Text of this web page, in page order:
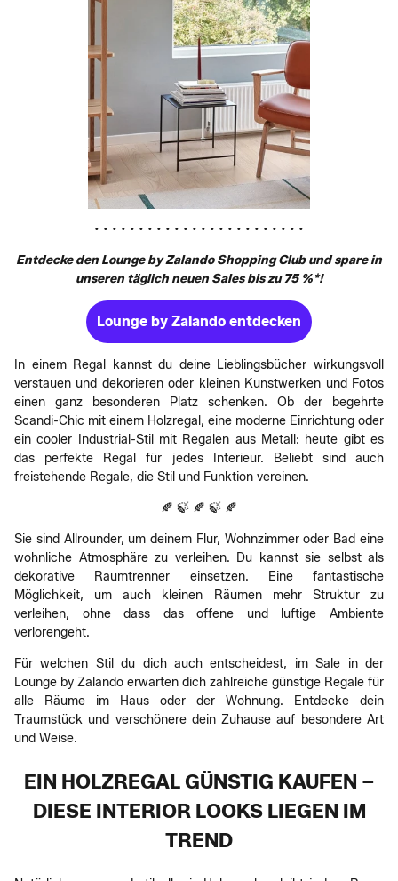
• • • • • • • • • • • • • • • • • • • • • • • •
Entdecke den Lounge by Zalando Shopping Club und spare in
unseren täglich neuen Sales bis zu 75 %*!
Lounge by Zalando entdecken
In einem Regal kannst du deine Lieblingsbücher wirkungsvoll
verstauen und dekorieren oder kleinen Kunstwerken und Fotos
einen ganz besonderen Platz schenken. Ob der begehrte
Scandi-Chic mit einem Holzregal, eine moderne Einrichtung oder
ein cooler Industrial-Stil mit Regalen aus Metall: heute gibt es
das perfekte Regal für jedes Interieur. Beliebt sind auch
freistehende Regale, die Stil und Funktion vereinen.
🍂 🍃 🍂 🍃 🍂
Sie sind Allrounder, um deinem Flur, Wohnzimmer oder Bad eine
wohnliche Atmosphäre zu verleihen. Du kannst sie selbst als
dekorative Raumtrenner einsetzen. Eine fantastische
Möglichkeit, um auch kleinen Räumen mehr Struktur zu
verleihen, ohne dass das offene und luftige Ambiente
verlorengeht.
Für welchen Stil du dich auch entscheidest, im Sale in der
Lounge by Zalando erwarten dich zahlreiche günstige Regale für
alle Räume im Haus oder der Wohnung. Entdecke dein
Traumstück und verschönere dein Zuhause auf besondere Art
und Weise.
EIN HOLZREGAL GÜNSTIG KAUFEN –
DIESE INTERIOR LOOKS LIEGEN IM
TREND